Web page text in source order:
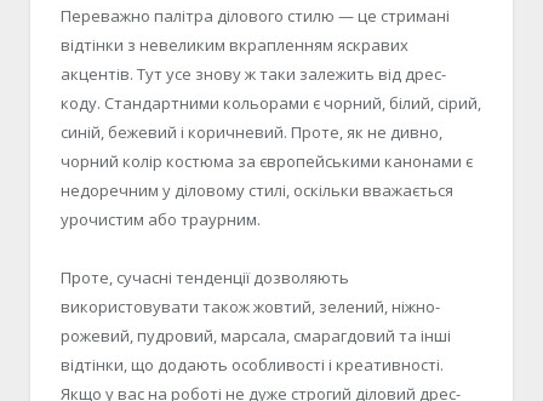
Переважно палітра ділового стилю — це стримані
відтінки з невеликим вкрапленням яскравих
акцентів. Тут усе знову ж таки залежить від дрес-
коду. Стандартними кольорами є чорний, білий, сірий,
синій, бежевий і коричневий. Проте, як не дивно,
чорний колір костюма за європейськими канонами є
недоречним у діловому стилі, оскільки вважається
урочистим або траурним.
Проте, сучасні тенденції дозволяють
використовувати також жовтий, зелений, ніжно-
рожевий, пудровий, марсала, смарагдовий та інші
відтінки, що додають особливості і креативності.
Якщо у вас на роботі не дуже строгий діловий дрес-